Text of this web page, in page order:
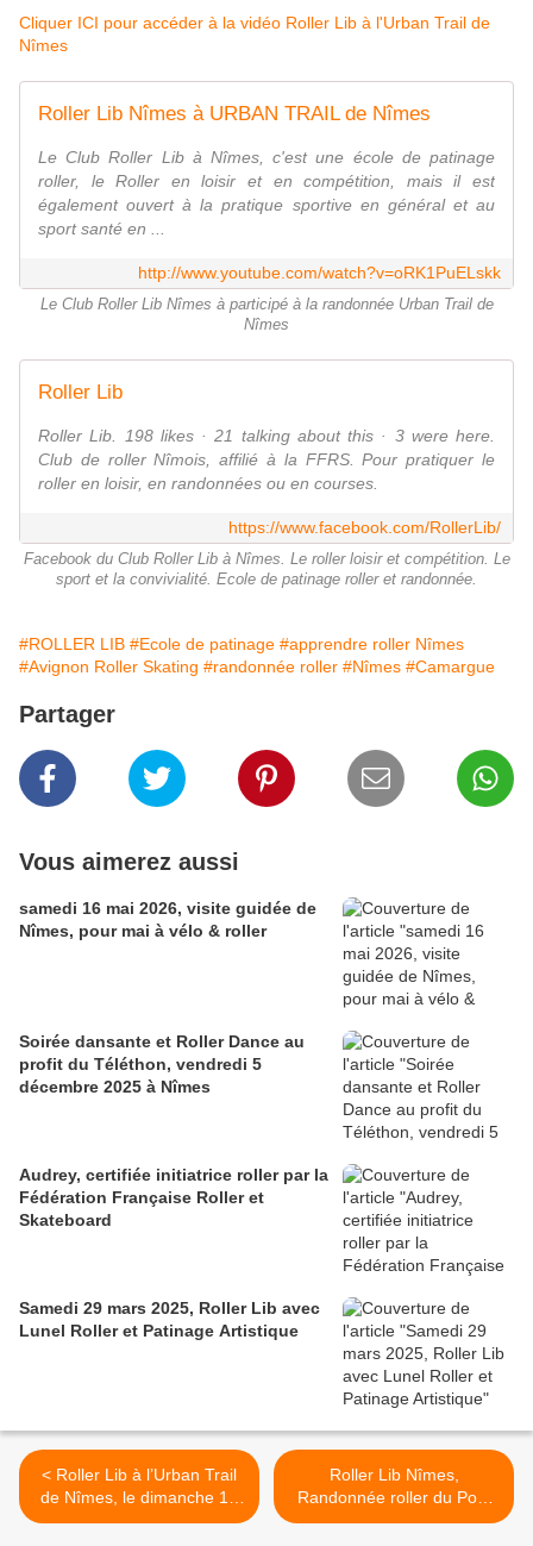
Cliquer ICI pour accéder à la vidéo Roller Lib à l'Urban Trail de
Nîmes
Roller Lib Nîmes à URBAN TRAIL de Nîmes
Le Club Roller Lib à Nîmes, c'est une école de patinage
roller, le Roller en loisir et en compétition, mais il est
également ouvert à la pratique sportive en général et au
sport santé en ...
http://www.youtube.com/watch?v=oRK1PuELskk
Le Club Roller Lib Nîmes à participé à la randonnée Urban Trail de
Nîmes
Roller Lib
Roller Lib. 198 likes · 21 talking about this · 3 were here.
Club de roller Nîmois, affilié à la FFRS. Pour pratiquer le
roller en loisir, en randonnées ou en courses.
https://www.facebook.com/RollerLib/
Facebook du Club Roller Lib à Nîmes. Le roller loisir et compétition. Le
sport et la convivialité. Ecole de patinage roller et randonnée.
#ROLLER LIB #Ecole de patinage #apprendre roller Nîmes
#Avignon Roller Skating #randonnée roller #Nîmes #Camargue
Partager
Vous aimerez aussi
samedi 16 mai 2026, visite guidée de
Nîmes, pour mai à vélo & roller
Soirée dansante et Roller Dance au
profit du Téléthon, vendredi 5
décembre 2025 à Nîmes
Audrey, certifiée initiatrice roller par la
Fédération Française Roller et
Skateboard
Samedi 29 mars 2025, Roller Lib avec
Lunel Roller et Patinage Artistique
< Roller Lib à l’Urban Trail
de Nîmes, le dimanche 17
février 2019
Roller Lib Nîmes,
Randonnée roller du Pont
du Gard le Dimanche 24